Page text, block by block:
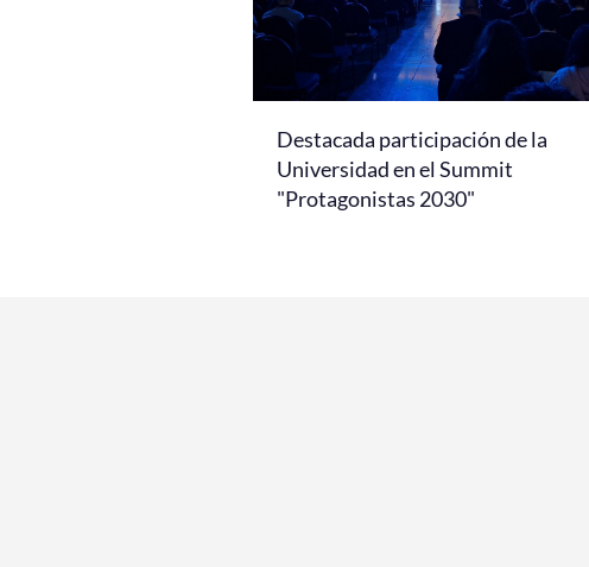
Destacada participación de la
Universidad en el Summit
"Protagonistas 2030"